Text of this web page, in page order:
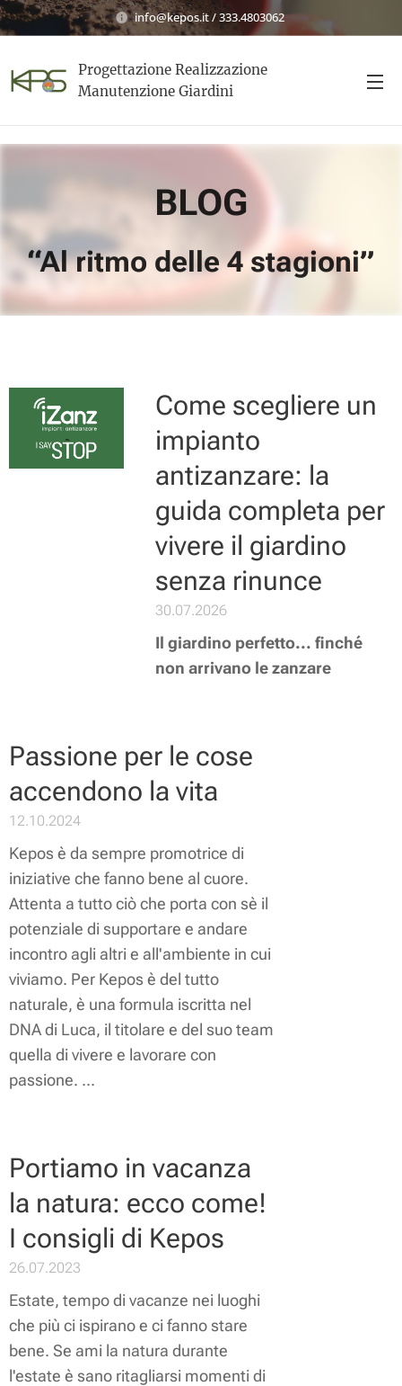
info@kepos.it / 333.4803062
Progettazione Realizzazione
Manutenzione Giardini
BLOG
“Al ritmo delle 4 stagioni”
Come scegliere un
impianto
antizanzare: la
guida completa per
vivere il giardino
senza rinunce
30.07.2026
Il giardino perfetto... finché
non arrivano le zanzare
Passione per le cose
accendono la vita
12.10.2024
Kepos è da sempre promotrice di
iniziative che fanno bene al cuore.
Attenta a tutto ciò che porta con sè il
potenziale di supportare e andare
incontro agli altri e all'ambiente in cui
viviamo. Per Kepos è del tutto
naturale, è una formula iscritta nel
DNA di Luca, il titolare e del suo team
quella di vivere e lavorare con
passione. ...
Portiamo in vacanza
la natura: ecco come!
I consigli di Kepos
26.07.2023
Estate, tempo di vacanze nei luoghi
che più ci ispirano e ci fanno stare
bene. Se ami la natura durante
l'estate è sano ritagliarsi momenti di